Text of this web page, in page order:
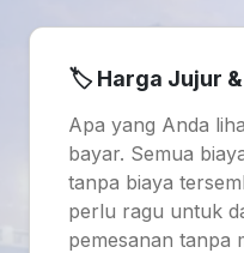
🏷️ Harga Jujur
Apa yang Anda
bayar. Semua
tanpa biaya
perlu ragu untuk
pemesanan tanpa